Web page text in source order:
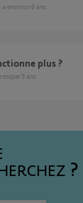
y a environ 6 ans
plus ?
9 ans